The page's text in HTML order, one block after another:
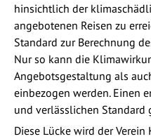
hinsichtlich der
angebotenen Reisen zu
Standard zur Berechnung
Nur so kann die
Angebotsgestaltung als
einbezogen werden. Einen
und verlässlichen
Diese Lücke wird der